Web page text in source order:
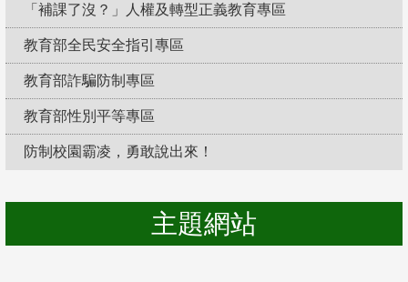
「補課了沒？」人權及轉型正義教育專區
教育部全民安全指引專區
教育部詐騙防制專區
教育部性別平等專區
防制校園霸凌，勇敢說出來！
主題網站